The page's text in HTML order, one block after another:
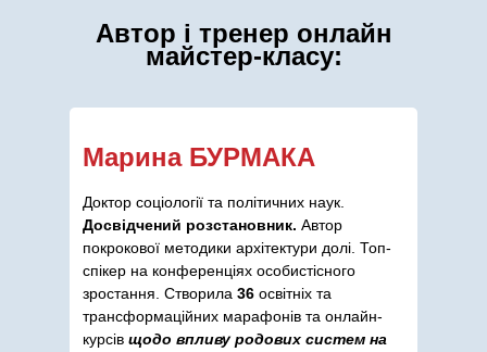
Автор і тренер онлайн
майстер-класу:
Марина БУРМАКА
Доктор соціології та політичних наук.
Досвідчений розстановник. Автор
покрокової методики архітектури долі. Топ-
спікер на конференціях особистісного
зростання. Створила 36 освітніх та
трансформаційних марафонів та онлайн-
курсів щодо впливу родових систем на